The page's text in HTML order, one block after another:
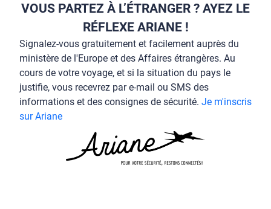
VOUS PARTEZ À L’ÉTRANGER ? AYEZ LE
RÉFLEXE ARIANE !
Signalez-vous gratuitement et facilement auprès du
ministère de l'Europe et des Affaires étrangères. Au
cours de votre voyage, et si la situation du pays le
justifie, vous recevrez par e-mail ou SMS des
informations et des consignes de sécurité. Je m'inscris
sur Ariane